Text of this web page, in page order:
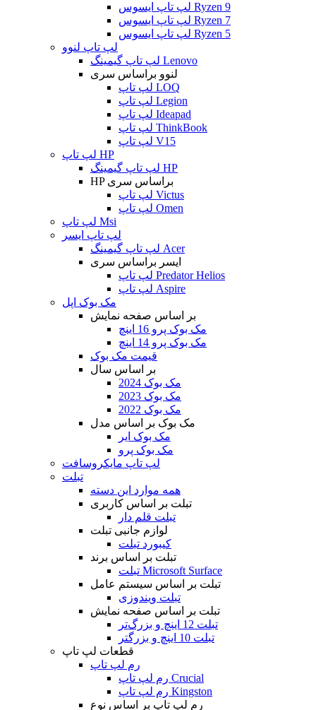
لپ تاپ ایسوس Ryzen 9
لپ تاپ ایسوس Ryzen 7
لپ تاپ ایسوس Ryzen 5
لپ تاپ لنوو
لپ تاپ گیمینگ Lenovo
لنوو براساس سری
لپ تاپ LOQ
لپ تاپ Legion
لپ تاپ Ideapad
لپ تاپ ThinkBook
لپ تاپ V15
لپ تاپ HP
لپ تاپ گیمینگ HP
HP براساس سری
لپ تاپ Victus
لپ تاپ Omen
لپ تاپ Msi
لپ تاپ ایسر
لپ تاپ گیمینگ Acer
ایسر براساس سری
لپ تاپ Predator Helios
لپ تاپ Aspire
مک بوک اپل
بر اساس صفحه نمایش
مک بوک پرو 16 اینچ
مک بوک پرو 14 اینچ
قیمت مک بوک
بر اساس سال
مک بوک 2024
مک بوک 2023
مک بوک 2022
مک بوک بر اساس مدل
مک بوک ایر
مک بوک پرو
لپ تاپ مایکروسافت
تبلت
همه موارد این دسته
تبلت بر اساس کاربری
تبلت قلم دار
لوازم جانبی تبلت
کیبورد تبلت
تبلت بر اساس برند
تبلت Microsoft Surface
تبلت بر اساس سیستم عامل
تبلت ویندوزی
تبلت بر اساس صفحه نمایش
تبلت 12 اینچ و بزرگ‌تر
تبلت 10 اینچ و بزرگتر
قطعات لپ تاپ
رم لپ تاپ
رم لپ تاپ Crucial
رم لپ تاپ Kingston
رم لپ تاپ بر اساس نوع